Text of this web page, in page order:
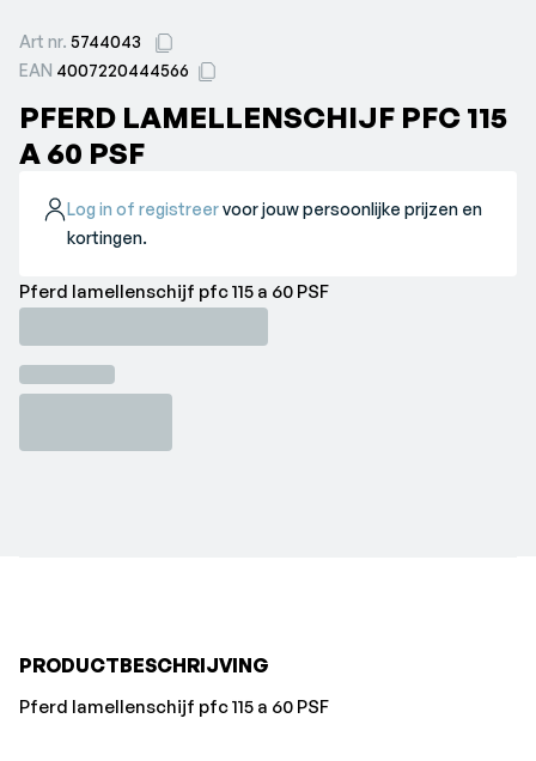
Art nr. 5744043
EAN 4007220444566
PFERD LAMELLENSCHIJF PFC 115
A 60 PSF
Log in of registreervoor jouw persoonlijke prijzen en
kortingen.
Pferd lamellenschijf pfc 115 a 60 PSF
PRODUCTBESCHRIJVING
Pferd lamellenschijf pfc 115 a 60 PSF